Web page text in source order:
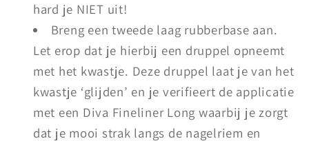
hard je NIET uit!
Breng een tweede laag rubberbase aan.
Let erop dat je hierbij een druppel opneemt
met het kwastje. Deze druppel laat je van het
kwastje ‘glijden’ en je verifieert de applicatie
met een Diva Fineliner Long waarbij je zorgt
dat je mooi strak langs de nagelriem en